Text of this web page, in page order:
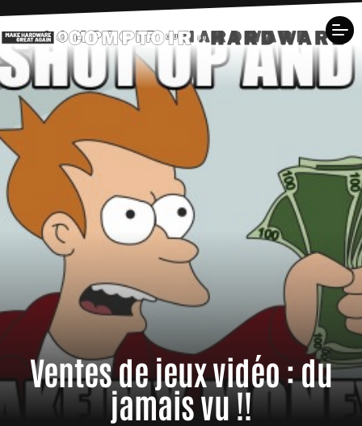
Ventes de jeux vidéo : du
jamais vu !!